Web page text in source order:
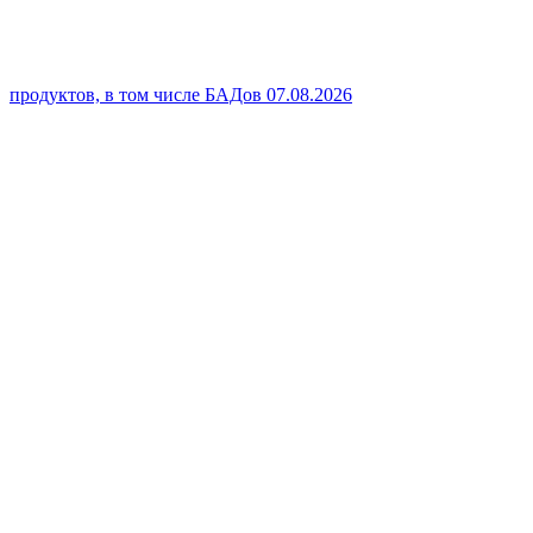
продуктов, в том числе БАДов 07.08.2026